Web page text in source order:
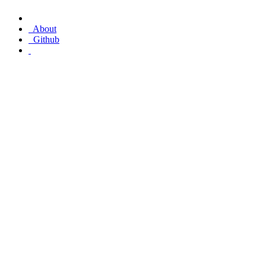
About
Github